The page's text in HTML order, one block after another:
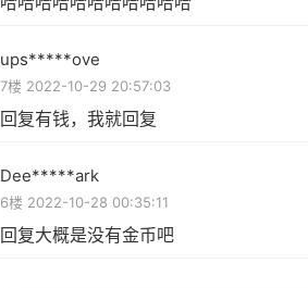
ups*****ove
7楼 2022-10-29 20:57:03
回复有钱，我就回复
Dee*****ark
6楼 2022-10-28 00:35:11
回复大概是没有金币吧